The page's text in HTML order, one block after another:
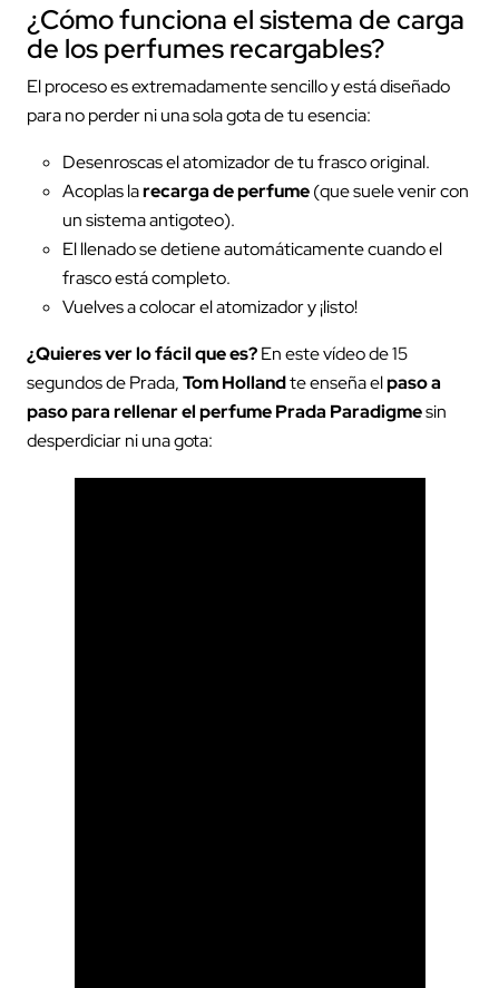
¿Cómo funciona el sistema de carga
de los perfumes recargables?
El proceso es extremadamente sencillo y está diseñado
para no perder ni una sola gota de tu esencia:
Desenroscas el atomizador de tu frasco original.
Acoplas larecarga de perfume(que suele venir con
un sistema antigoteo).
El llenado se detiene automáticamente cuando el
frasco está completo.
Vuelves a colocar el atomizador y ¡listo!
¿Quieres ver lo fácil que es?En este vídeo de 15
segundos de Prada,Tom Hollandte enseña elpaso a
paso para rellenar el perfume Prada Paradigmesin
desperdiciar ni una gota: